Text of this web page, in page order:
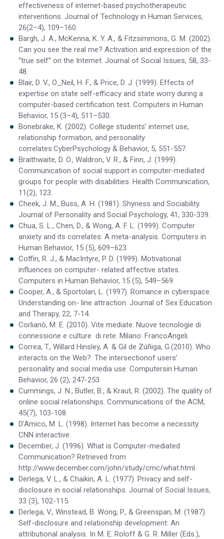
effectiveness of internet-based psychotherapeutic
interventions. Journal of Technology in Human Services,
26(2–4), 109–160.
Bargh, J. A., McKenna, K. Y. A., & Fitzsimmons, G. M. (2002).
Can you see the real me? Activation and expression of the
‘‘true self’’ on the Internet. Journal of Social Issues, 58, 33-
48.
Blair, D. V., O_Neil, H. F., & Price, D. J. (1999). Effects of
expertise on state self-efficacy and state worry during a
computer-based certification test. Computers in Human
Behavior, 15 (3–4), 511–530.
Bonebrake, K. (2002). College students’ internet use,
relationship formation, and personality
correlates.CyberPsychology & Behavior, 5, 551-557.
Braithwaite, D. O., Waldron, V. R., & Finn, J. (1999).
Communication of social support in computer-mediated
groups for people with disabilities. Health Communication,
11(2), 123.
Cheek, J. M., Buss, A. H. (1981). Shyness and Sociability.
Journal of Personality and Social Psychology, 41, 330-339.
Chua, S. L., Chen, D., & Wong, A. F. L. (1999). Computer
anxiety and its correlates: A meta-analysis. Computers in
Human Behavior, 15 (5), 609–623.
Coffin, R. J., & MacIntyre, P. D. (1999). Motivational
influences on computer- related affective states.
Computers in Human Behavior, 15 (5), 549–569.
Cooper, A., & Sportolari, L. (1997). Romance in cyberspace:
Understanding on- line attraction. Journal of Sex Education
and Therapy, 22, 7-14.
Corlianò, M. E. (2010). Vite mediate. Nuove tecnologie di
connessione e culture di rete. Milano: FrancoAngeli.
Correa, T., Willard Hinsley, A. & Gil de Zúñiga, G.(2010). Who
interacts on the Web?: The intersectionof users’
personality and social media use. Computersin Human
Behavior, 26 (2), 247-253.
Cummings, J. N., Butler, B., & Kraut, R. (2002). The quality of
online social relationships. Communications of the ACM,
45(7), 103-108.
D’Amico, M. L. (1998). Internet has become a necessity.
CNN interactive.
December, J. (1996). What is Computer-mediated
Communication? Retrieved from
http://www.december.com/john/study/cmc/what.html.
Derlega, V. L., & Chaikin, A. L. (1977). Privacy and self-
disclosure in social relationships. Journal of Social Issues,
33 (3), 102-115.
Derlega, V., Winstead, B. Wong, P., & Greenspan, M. (1987).
Self-disclosure and relationship development: An
attributional analysis. In M. E. Roloff & G. R. Miller (Eds.),